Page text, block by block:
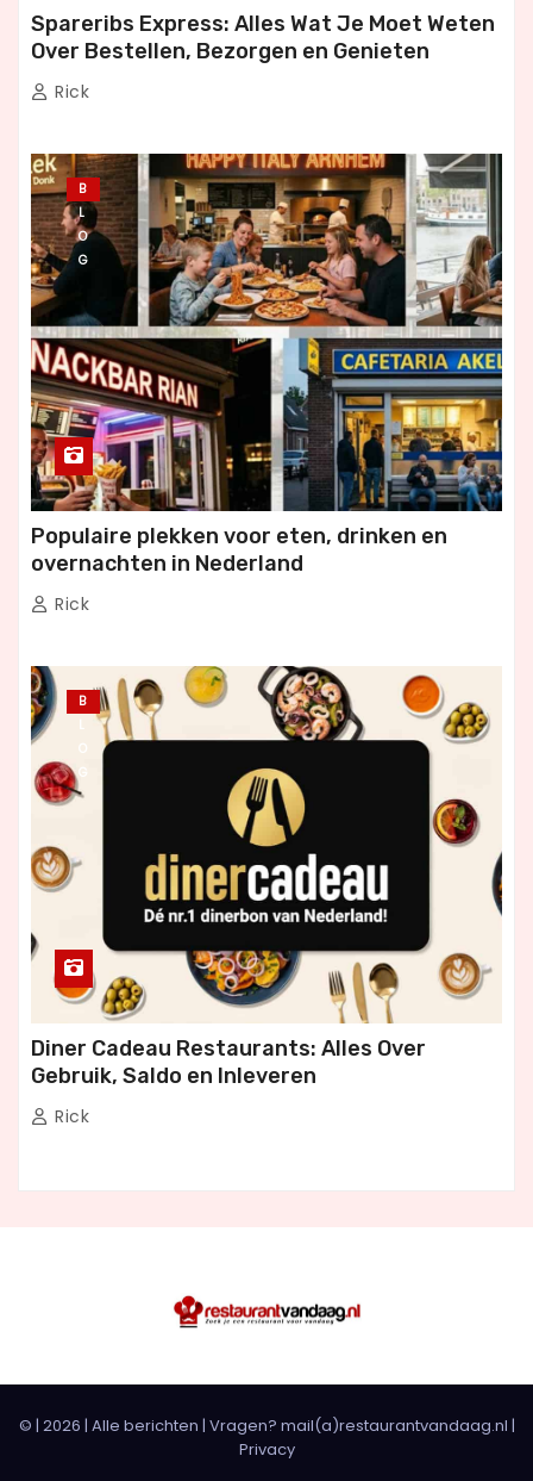
Spareribs Express: Alles Wat Je Moet Weten
Over Bestellen, Bezorgen en Genieten
Rick
B
L
O
G
Populaire plekken voor eten, drinken en
overnachten in Nederland
Rick
B
L
O
G
Diner Cadeau Restaurants: Alles Over
Gebruik, Saldo en Inleveren
Rick
© | 2026 | Alle berichten | Vragen? mail(a)restaurantvandaag.nl |
Privacy